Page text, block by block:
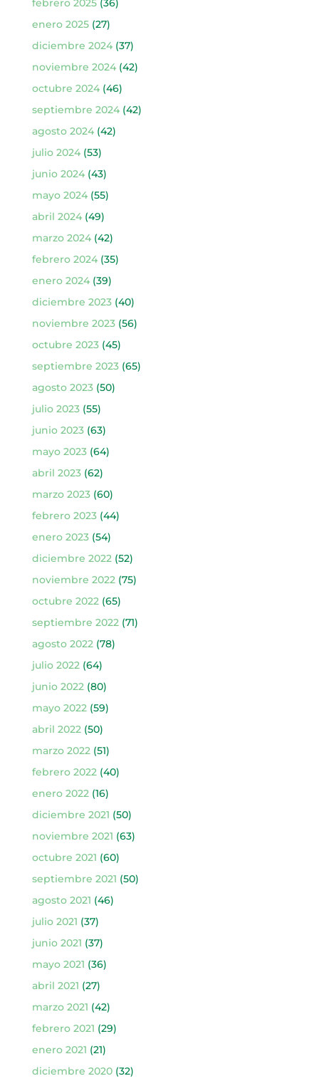
febrero 2025(36)
enero 2025(27)
diciembre 2024(37)
noviembre 2024(42)
octubre 2024(46)
septiembre 2024(42)
agosto 2024(42)
julio 2024(53)
junio 2024(43)
mayo 2024(55)
abril 2024(49)
marzo 2024(42)
febrero 2024(35)
enero 2024(39)
diciembre 2023(40)
noviembre 2023(56)
octubre 2023(45)
septiembre 2023(65)
agosto 2023(50)
julio 2023(55)
junio 2023(63)
mayo 2023(64)
abril 2023(62)
marzo 2023(60)
febrero 2023(44)
enero 2023(54)
diciembre 2022(52)
noviembre 2022(75)
octubre 2022(65)
septiembre 2022(71)
agosto 2022(78)
julio 2022(64)
junio 2022(80)
mayo 2022(59)
abril 2022(50)
marzo 2022(51)
febrero 2022(40)
enero 2022(16)
diciembre 2021 (50)
noviembre 2021 (63)
octubre 2021 (60)
septiembre 2021 (50)
agosto 2021 (46)
julio 2021 (37)
junio 2021 (37)
mayo 2021 (36)
abril 2021 (27)
marzo 2021 (42)
febrero 2021 (29)
enero 2021 (21)
diciembre 2020(32)